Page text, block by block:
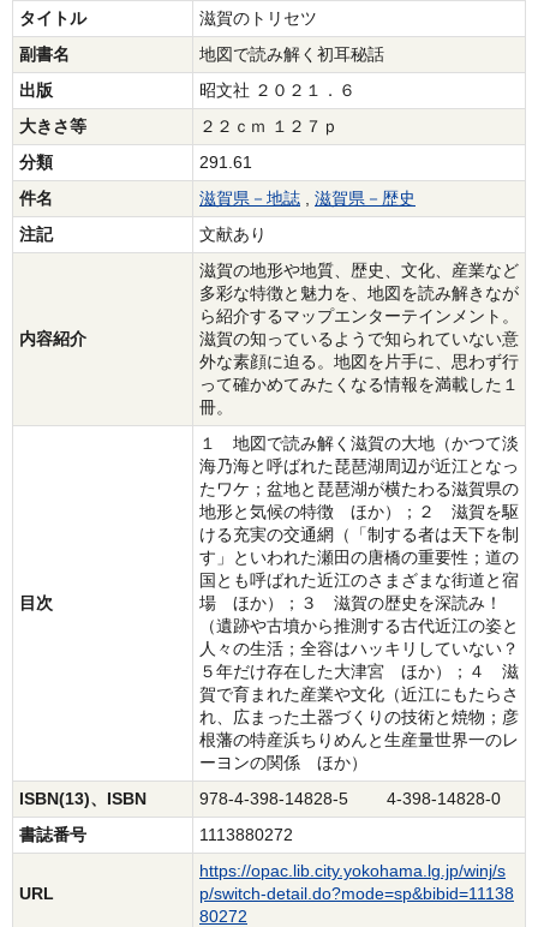
タイトル
滋賀のトリセツ
副書名
地図で読み解く初耳秘話
出版
昭文社 ２０２１．６
大きさ等
２２ｃｍ １２７ｐ
分類
291.61
件名
滋賀県－地誌 , 滋賀県－歴史
注記
文献あり
内容紹介
滋賀の地形や地質、歴史、文化、産業など
多彩な特徴と魅力を、地図を読み解きなが
ら紹介するマップエンターテインメント。
滋賀の知っているようで知られていない意
外な素顔に迫る。地図を片手に、思わず行
って確かめてみたくなる情報を満載した１
冊。
目次
１ 地図で読み解く滋賀の大地（かつて淡
海乃海と呼ばれた琵琶湖周辺が近江となっ
たワケ；盆地と琵琶湖が横たわる滋賀県の
地形と気候の特徴 ほか）；２ 滋賀を駆
ける充実の交通網（「制する者は天下を制
す」といわれた瀬田の唐橋の重要性；道の
国とも呼ばれた近江のさまざまな街道と宿
場 ほか）；３ 滋賀の歴史を深読み！
（遺跡や古墳から推測する古代近江の姿と
人々の生活；全容はハッキリしていない？
５年だけ存在した大津宮 ほか）；４ 滋
賀で育まれた産業や文化（近江にもたらさ
れ、広まった土器づくりの技術と焼物；彦
根藩の特産浜ちりめんと生産量世界一のレ
ーヨンの関係 ほか）
ISBN(13)、ISBN
978-4-398-14828-5 4-398-14828-0
書誌番号
1113880272
URL
https://opac.lib.city.yokohama.lg.jp/winj/s
p/switch-detail.do?mode=sp&bibid=11138
80272